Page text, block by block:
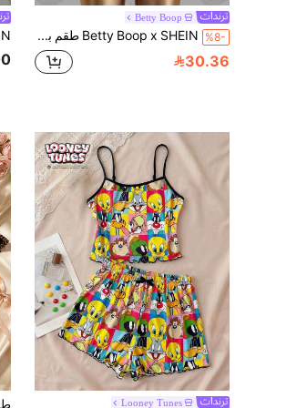
Betty Boop
%8- Betty Boop x SHEIN طقم بيجامة نسائي برقبة على شكل حرف U بدون أكمام مطبوع لطيف
30.36
Looney Tunes